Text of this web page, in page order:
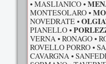
• MASLIANICO •
MONTESOLARO •
NOVEDRATE •
PIANELLO •
VERNA • RONAGO •
ROVELLO PORRO •
CAVARGNA •